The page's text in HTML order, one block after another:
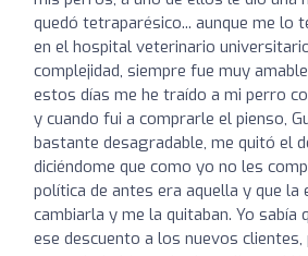
quedó tetraparésico... aunque me lo
en el hospital veterinario
complejidad, siempre fue muy
estos días me he traído a mi perro
y cuando fui a comprarle el pienso,
bastante desagradable, me quitó el
diciéndome que como yo no les
política de antes era aquella y que la
cambiarla y me la quitaban. Yo sabía
ese descuento a los nuevos